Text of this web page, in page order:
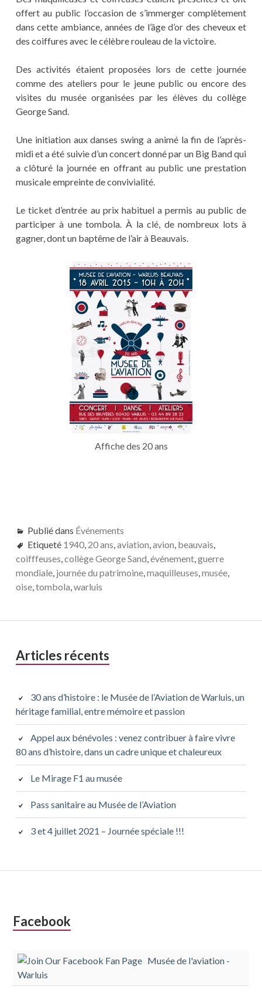
offert au public l’occasion de s’immerger complètement
dans cette ambiance, années de l’âge d’or des cheveux et
des coiffures avec le célèbre rouleau de la victoire.
Des activités étaient proposées lors de cette journée
comme des ateliers pour le jeune public ou encore des
visites du musée organisées par les élèves du collège
George Sand.
Une initiation aux danses swing a animé la fin de l’après-
midi et a été suivie d’un concert donné par un Big Band qui
a clôturé la journée en offrant au public une prestation
musicale empreinte de convivialité.
Le ticket d’entrée au prix habituel a permis au public de
participer à une tombola. À la clé, de nombreux lots à
gagner, dont un baptême de l’air à Beauvais.
Affiche des 20 ans
Publié dans Événements
Etiqueté 1940, 20 ans aviation avion beauvais
coifffeuses collège George Sand événement, guerre
mondiale, journée du patrimoine, maquilleuses musée,
oise, tombola warluis
Barre
principale
Articles récents
30 ans d’histoire : le Musée de l’Aviation de Warluis, un
héritage familial, entre mémoire et passion
Appel aux bénévoles : venez contribuer à faire vivre
80 ans d’histoire, dans un cadre unique et chaleureux
Le Mirage F1 au musée
Pass sanitaire au Musée de l’Aviation
3 et 4 juillet 2021 – Journée spéciale !!!
Colonne
subsidiaire
Facebook
Musée de l'aviation -
Warluis